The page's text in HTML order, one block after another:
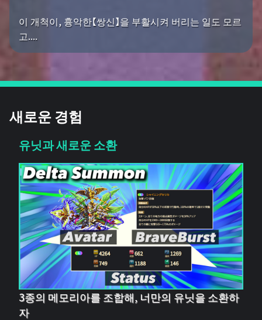
이 개척이, 흉악한【쌍신】을 부활시켜 버리는 일도 모르
고....
새로운 경험
유닛과 새로운 소환
3종의 메모리아를 조합해, 너만의 유닛을 소환하
자